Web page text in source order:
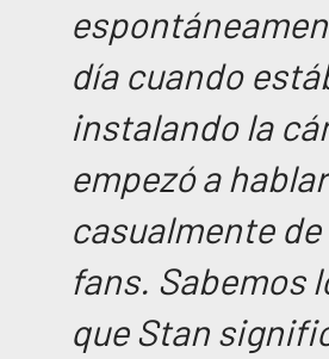
día cuando
instalando la
empezó a hablar
casualmente de
fans. Sabemos
que Stan